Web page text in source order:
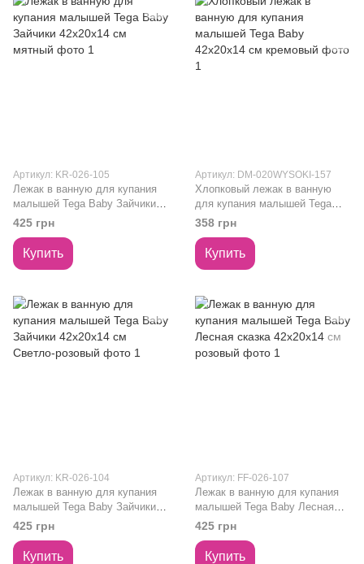
Артикул: KR-026-105
Лежак в ванную для купания
малышей Tega Baby Зайчики
42х20х14 см мятный
425 грн
Купить
Артикул: DM-020WYSOKI-157
Хлопковый лежак в ванную
для купания малышей Tega
Baby 42х20х14 см кремовый
358 грн
Купить
Артикул: KR-026-104
Лежак в ванную для купания
малышей Tega Baby Зайчики
42х20х14 см Светло-розовый
425 грн
Купить
Артикул: FF-026-107
Лежак в ванную для купания
малышей Tega Baby Лесная
сказка 42х20х14 см розовый
425 грн
Купить